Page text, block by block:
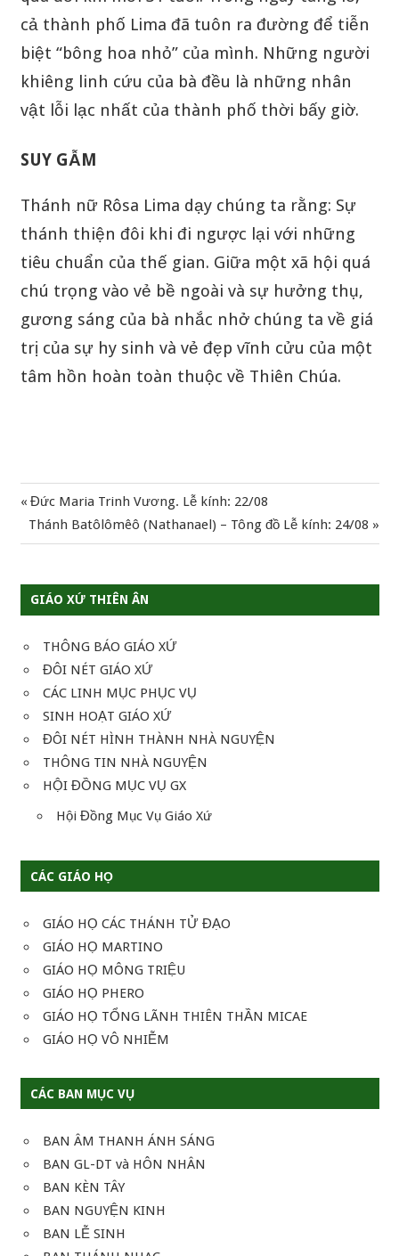
GIÁO XỨ THIÊN ÂN
THÔNG BÁO GIÁO XỨ
ĐÔI NÉT GIÁO XỨ
CÁC LINH MỤC PHỤC VỤ
SINH HOẠT GIÁO XỨ
ĐÔI NÉT HÌNH THÀNH NHÀ NGUYỆN
THÔNG TIN NHÀ NGUYỆN
HỘI ĐỒNG MỤC VỤ GX
Hội Đồng Mục Vụ Giáo Xứ
CÁC GIÁO HỌ
GIÁO HỌ CÁC THÁNH TỬ ĐẠO
GIÁO HỌ MARTINO
GIÁO HỌ MÔNG TRIỆU
GIÁO HỌ PHERO
GIÁO HỌ TỔNG LÃNH THIÊN THẦN MICAE
GIÁO HỌ VÔ NHIỄM
CÁC BAN MỤC VỤ
BAN ÂM THANH ÁNH SÁNG
BAN GL-DT và HÔN NHÂN
BAN KÈN TÂY
BAN NGUYỆN KINH
BAN LỄ SINH
cả thành phố Lima đã tuôn ra đường để tiễn
biệt “bông hoa nhỏ” của mình. Những người
khiêng linh cứu của bà đều là những nhân
vật lỗi lạc nhất của thành phố thời bấy giờ.
SUY GẪM
Thánh nữ Rôsa Lima dạy chúng ta rằng: Sự
thánh thiện đôi khi đi ngược lại với những
tiêu chuẩn của thế gian. Giữa một xã hội quá
chú trọng vào vẻ bề ngoài và sự hưởng thụ,
gương sáng của bà nhắc nhở chúng ta về giá
trị của sự hy sinh và vẻ đẹp vĩnh cửu của một
tâm hồn hoàn toàn thuộc về Thiên Chúa.
Điều
hướng
viết
Previous
Post:
Đức Maria Trinh Vương. Lễ kính: 22/08
Next
Post:
Thánh Batôlômêô (Nathanael) – Tông đồ Lễ kính: 24/08